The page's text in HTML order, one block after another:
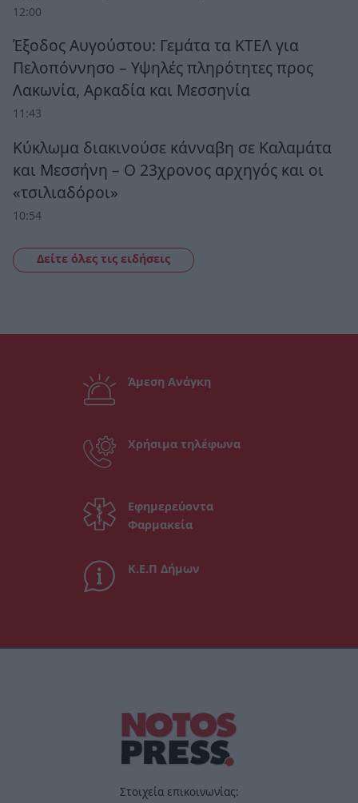
12:00
Έξοδος Αυγούστου: Γεμάτα τα ΚΤΕΛ για
Πελοπόννησο – Υψηλές πληρότητες προς
Λακωνία, Αρκαδία και Μεσσηνία
11:43
Κύκλωμα διακινούσε κάνναβη σε Καλαμάτα
και Μεσσήνη – Ο 23χρονος αρχηγός και οι
«τσιλιαδόροι»
10:54
Δείτε όλες τις ειδήσεις
Άμεση Ανάγκη
Χρήσιμα τηλέφωνα
Εφημερεύοντα
Φαρμακεία
Κ.Ε.Π Δήμων
Στοιχεία επικοινωνίας: